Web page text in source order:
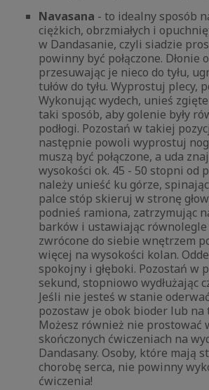
Navasana - to idealny sposób
ciężkich, obrzmiałych i
w Dandasanie, czyli siadzie
powinny być połączone. Dłonie
przesuwając je nieco do tyłu,
tułów do tyłu. Wyprostuj plecy,
Wykonując wydech, unieś
taki sposób, aby golenie były
podłogi. Pozostań w takiej
następnie powoli wyprostuj
muszą być połączone, a uda
wysokości ok. 45 - 50 stopni od
należy unieść ku górze,
palce stóp skieruj w stronę
podnieś ramiona, zatrzymując
barków i ustawiając równolegle
zwrócone do siebie wnętrzem
więcej na wysokości kolan.
spokojny i głęboki. Pozostań w
sekund, stopniowo wydłużając
Jeśli nie jesteś w stanie
pozostaw je obok bioder lub na
Możesz również nie prostować
skończonych ćwiczeniach na
Dandasany. Osoby, które mają
chorobę serca, nie powinny
ćwiczenia!